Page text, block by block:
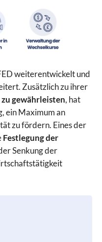
weiterentwickelt und
Zusätzlich zu ihrer
gewährleisten, hat
ein Maximum an
zu fördern. Eines der
Festlegung der
Senkung der